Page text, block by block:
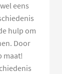
eens
hulp om
Door
maat!